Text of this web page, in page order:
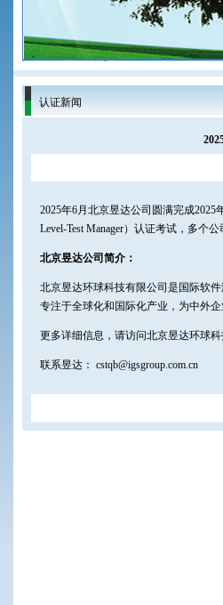
认证新闻
2025年6月北京昱达公司圆满完成
Level-Test Manager）认证考试，多个
北京昱达公司简介：
北京昱达环球科技有限公司是国际软
专注于全球化和国际化产业，为中外
更多详细信息，请访问北京昱达环球
联系昱达： cstqb@igsgroup.com.cn